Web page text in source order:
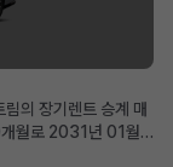
의 장기렌트 승계 매
월로 2031년 01월
및 선납금으로 초기